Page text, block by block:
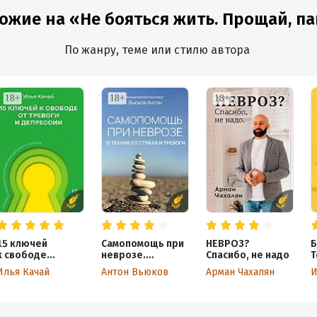
на «Не бояться жить. Прощай,
По жанру, теме или стилю автора
ключей
свободе
тревоги
депрессии.
Качай
Самопомощь при
неврозе.
15 техник
от страха
Антон Вьюков
НЕВРОЗ?
Спасибо, не надо
Арман Чахалян